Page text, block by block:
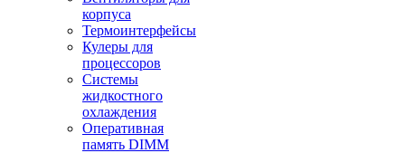
корпуса
Термоинтерфейсы
Кулеры для
процессоров
Системы
жидкостного
охлаждения
Оперативная
память DIMM